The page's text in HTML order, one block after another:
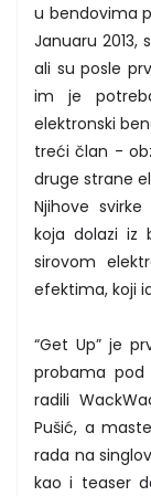
u bendovima
Januaru
ali su posle
im je
elektronski
treći član -
druge strane
Njihove
koja dolazi iz
sirovom
efektima, koji
“Get Up” je
probama pod
radili
Pušić, a
rada na
kao i teaser